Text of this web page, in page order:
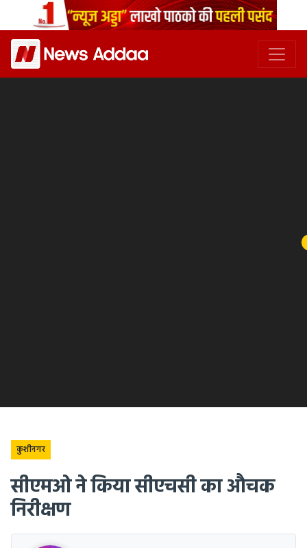
कुशीनगर
सीएमओ ने किया सीएचसी का औचक
निरीक्षण